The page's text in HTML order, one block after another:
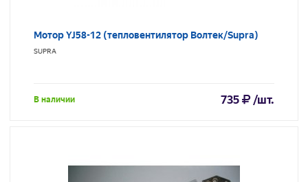
Мотор YJ58-12 (тепловентилятор Волтек/Supra)
SUPRA
В наличии 735 /шт.